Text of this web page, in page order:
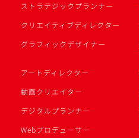
ストラテジックプランナー
クリエイティブディレクター
グラフィックデザイナー
アートディレクター
動画クリエイター
デジタルプランナー
Webプロデューサー